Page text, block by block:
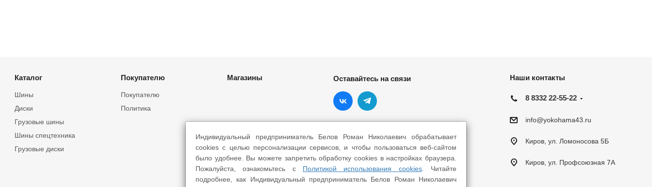
Каталог
Шины
Грузовые шины
Шины спецтехника
Диски
Грузовые диски
Покупателю
Покупателю
Политика
Магазины Оставайтесь на связи Наши контакты
8 8332 22-55-22
info@yokohama43.ru
Киров, ул. Ломоносова 5Б
Киров, ул. Профсоюзная 7А
Индивидуальный предприниматель Белов Роман Николаевич обрабатывает
cookies с целью персонализации сервисов, и чтобы пользоваться веб-сайтом
было удобнее. Вы можете запретить обработку cookies в настройках браузера.
Пожалуйста, ознакомьтесь с Политикой использования cookies. Читайте
подробнее, как Индивидуальный предприниматель Белов Роман Николаевич